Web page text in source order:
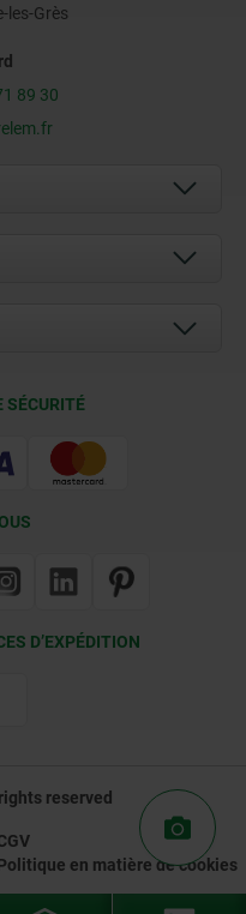
les-Grès
89 30
SÉCURITÉ
D’EXPÉDITION
reserved
en matière de cookies